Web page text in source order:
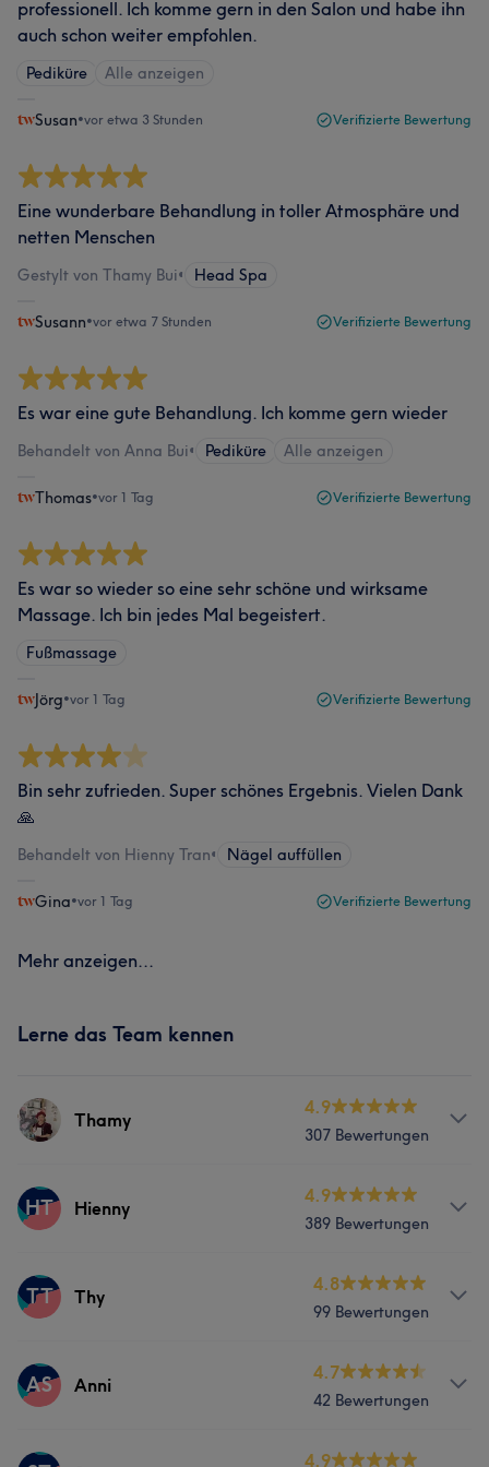
professionell. Ich komme gern in den Salon und habe ihn
auch schon weiter empfohlen.
Pediküre Alle anzeigen
Susan•vor etwa 3 Stunden Verifizierte Bewertung
Eine wunderbare Behandlung in toller Atmosphäre und
netten Menschen
Gestylt von Thamy Bui• Head Spa
Susann•vor etwa 7 Stunden Verifizierte Bewertung
Es war eine gute Behandlung. Ich komme gern wieder
Behandelt von Anna Bui• Pediküre Alle anzeigen
Thomas•vor 1 Tag Verifizierte Bewertung
Es war so wieder so eine sehr schöne und wirksame
Massage. Ich bin jedes Mal begeistert.
Fußmassage
Jörg•vor 1 Tag Verifizierte Bewertung
Bin sehr zufrieden. Super schönes Ergebnis. Vielen Dank
🙏
Behandelt von Hienny Tran• Nägel auffüllen
Gina•vor 1 Tag Verifizierte Bewertung
Mehr anzeigen...
Lerne das Team kennen
Thamy
4.9
307 Bewertungen
Services
Portfolio
HT Hienny
4.9
389 Bewertungen
Services
Portfolio
TT Thy
4.8
99 Bewertungen
Services
AS Anni
4.7
42 Bewertungen
Services 4.9